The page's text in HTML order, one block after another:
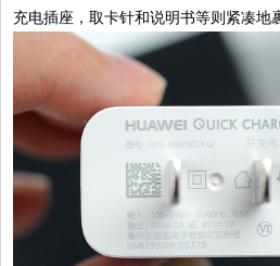
充电插座，取卡针和说明书等则紧凑地